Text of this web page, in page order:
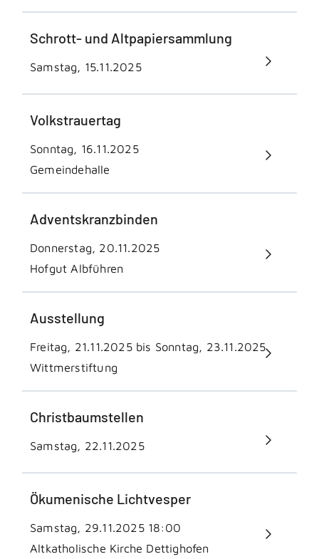
Schrott- und Altpapiersammlung
Samstag, 15.11.2025
Volkstrauertag
Sonntag, 16.11.2025
Gemeindehalle
Adventskranzbinden
Donnerstag, 20.11.2025
Hofgut Albführen
Ausstellung
Freitag, 21.11.2025 bis Sonntag, 23.11.2025
Wittmerstiftung
Christbaumstellen
Samstag, 22.11.2025
Ökumenische Lichtvesper
Samstag, 29.11.2025 18:00
Altkatholische Kirche Dettighofen